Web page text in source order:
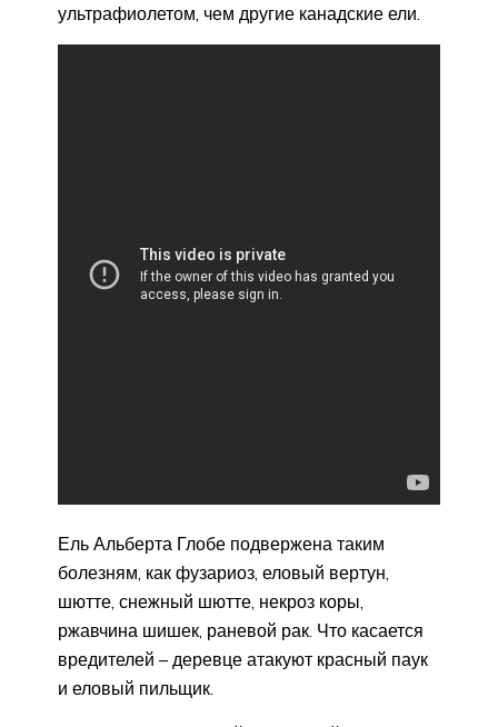
ультрафиолетом, чем другие канадские ели.
Ель Альберта Глобе подвержена таким
болезням, как фузариоз, еловый вертун,
шютте, снежный шютте, некроз коры,
ржавчина шишек, раневой рак. Что касается
вредителей – деревце атакуют красный паук
и еловый пильщик.